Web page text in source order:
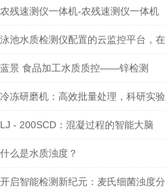
流
农残速测仪一体机-农残速测仪一体机
泳池水质检测仪配置的云监控平台，在
泳池水质管理中发挥着怎样的作用？
蓝景 食品加工水质质控——锌检测
仪，守护舌尖安全
冷冻研磨机：高效批量处理，科研实验
加速引擎
LJ - 200SCD：混凝过程的智能大脑
什么是水质浊度？​
开启智能检测新纪元：麦氏细菌浊度分